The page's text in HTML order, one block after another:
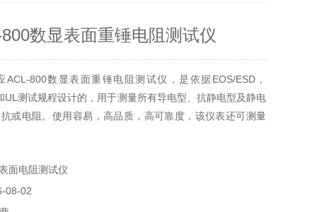
数显表面重锤电阻测试仪
ACL-800数显表面重锤电阻测试仪，是依据EOS/ESD，
UL测试规程设计的，用于测量所有导电型、抗静电型及静电
或电阻。使用容易，高品质，高可靠度，该仪表还可测量
。
面电阻测试仪
08-02